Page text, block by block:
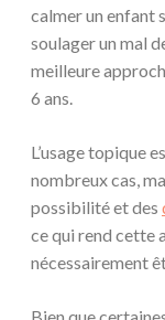
calmer un enfant
soulager un mal
meilleure
6 ans.
L’usage topique
nombreux cas,
possibilité et des
ce qui rend cette
nécessairement